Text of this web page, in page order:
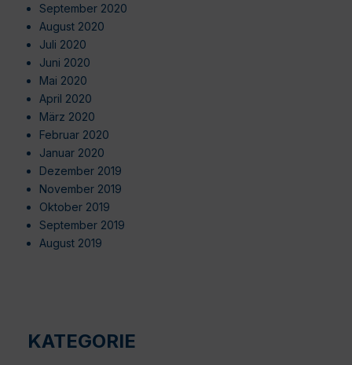
September 2020
August 2020
Juli 2020
Juni 2020
Mai 2020
April 2020
März 2020
Februar 2020
Januar 2020
Dezember 2019
November 2019
Oktober 2019
September 2019
August 2019
KATEGORIE